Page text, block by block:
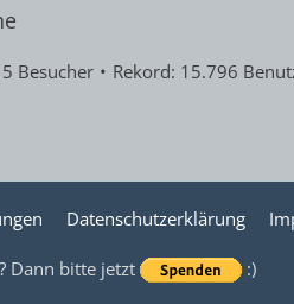
Besucher Rekord: 15.796
Datenschutzerklärung
Dann bitte jetzt :)